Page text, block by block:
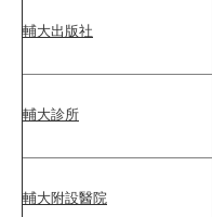
輔大出版社
輔大診所
輔大附設醫院